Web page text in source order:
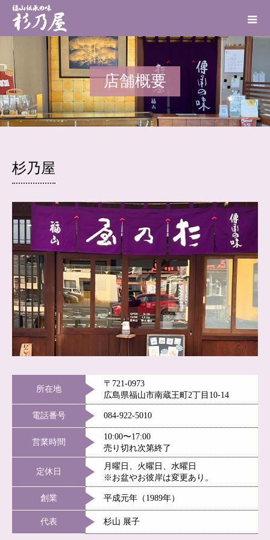
店舗概要
杉乃屋
所在地
〒721-0973
広島県福山市南蔵王町2丁目10-14
電話番号 084-922-5010
営業時間
10:00〜17:00
売り切れ次第終了
定休日
月曜日、火曜日、水曜日
※お盆やお彼岸は変更あり。
創業 平成元年（1989年）
代表 杉山 展子